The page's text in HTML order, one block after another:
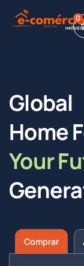
0
Global
Home
Your
Comprar